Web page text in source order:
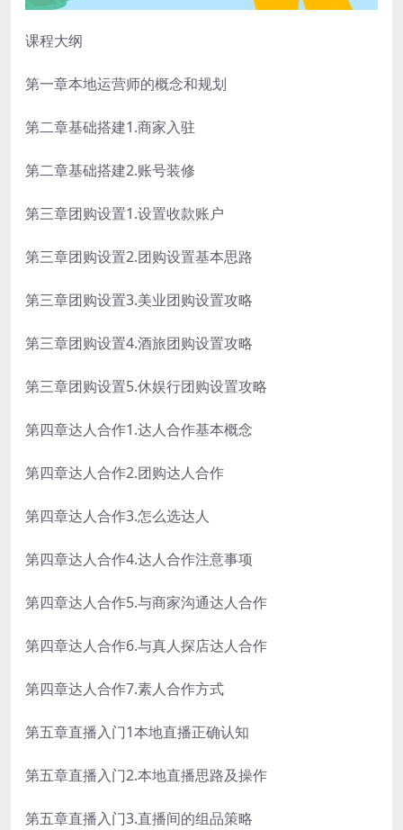
课程大纲
第一章本地运营师的概念和规划
第二章基础搭建1.商家入驻
第二章基础搭建2.账号装修
第三章团购设置1.设置收款账户
第三章团购设置2.团购设置基本思路
第三章团购设置3.美业团购设置攻略
第三章团购设置4.酒旅团购设置攻略
第三章团购设置5.休娱行团购设置攻略
第四章达人合作1.达人合作基本概念
第四章达人合作2.团购达人合作
第四章达人合作3.怎么选达人
第四章达人合作4.达人合作注意事项
第四章达人合作5.与商家沟通达人合作
第四章达人合作6.与真人探店达人合作
第四章达人合作7.素人合作方式
第五章直播入门1本地直播正确认知
第五章直播入门2.本地直播思路及操作
第五章直播入门3.直播间的组品策略